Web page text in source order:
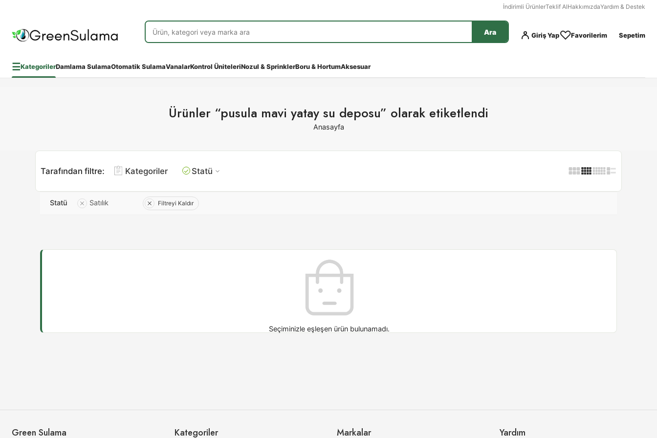
İndirimli ÜrünlerTeklif AlHakkımızdaYardım & Destek
Ara Giriş Yap Favorilerim Sepetim
☰KategorilerDamlama SulamaOtomatik SulamaVanalarKontrol ÜniteleriNozul & SprinklerBoru & HortumAksesuar
Ürünler “pusula mavi yatay su deposu” olarak etiketlendi
Anasayfa
Tarafından filtre: Kategoriler Statü
Statü Satılık Filtreyi Kaldır
Seçiminizle eşleşen ürün bulunamadı.
Green Sulama Kategoriler Markalar Yardım